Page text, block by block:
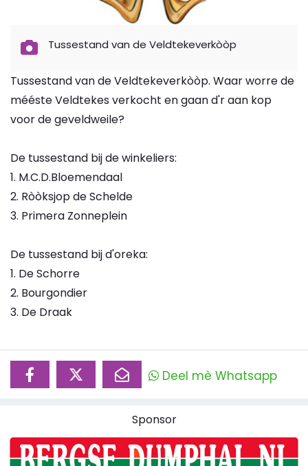
Tussestand van de Veldtekeverkòòp
Tussestand van de Veldtekeverkòòp. Waar worre de
mééste Veldtekes verkocht en gaan d'r aan kop
voor de geveldweile?
De tussestand bij de winkeliers:
1. M.C.D.Bloemendaal
2. Ròòksjop de Schelde
3. Primera Zonneplein
De tussestand bij d'oreka:
1. De Schorre
2. Bourgondier
3. De Draak
Deel mè Whatsapp
Sponsor